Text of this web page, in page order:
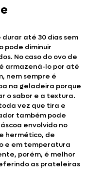
durar até 30 dias sem
pode diminuir
No caso do ovo de
armazená-lo por até
nem sempre é
na geladeira porque
o sabor e a textura.
vez que tira e
também pode
envolvido no
hermético, de
e em temperatura
porém, é melhor
as prateleiras